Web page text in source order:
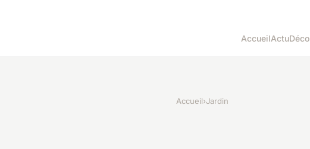
AccueilActuDéco
Accueil›Jardin